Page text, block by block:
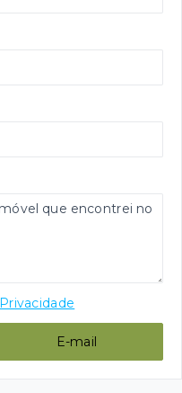
E-mail